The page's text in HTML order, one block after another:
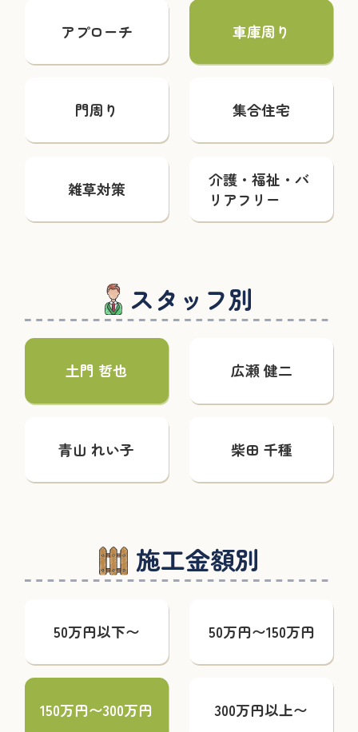
アプローチ 車庫周り
門周り 集合住宅
雑草対策
介護・福祉・バ
リアフリー
スタッフ別
土門 哲也 広瀬 健二
青山 れい子 柴田 千種
施工金額別
50万円以下〜 50万円〜150万円
150万円〜300万円 300万円以上〜